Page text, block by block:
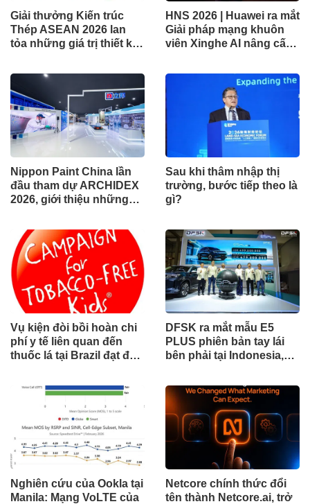
Giải thưởng Kiến trúc
Thép ASEAN 2026 lan
tỏa những giá trị thiết kế
vực
HNS 2026 | Huawei ra mắt
Giải pháp mạng khuôn
viên Xinghe AI nâng cấp
Nippon Paint China lần
đầu tham dự ARCHIDEX
2026, giới thiệu những
công nghiệp
Sau khi thâm nhập thị
trường, bước tiếp theo là
gì?
Vụ kiện đòi bồi hoàn chi
phí y tế liên quan đến
thuốc lá tại Brazil đạt đến
tòa án chuẩn bị ra phán
DFSK ra mắt mẫu E5
PLUS phiên bản tay lái
bên phải tại Indonesia,
trong hành trình mở rộng
toàn cầu
Nghiên cứu của Ookla tại
Manila: Mạng VoLTE của
Netcore chính thức đổi
tên thành Netcore.ai, trở